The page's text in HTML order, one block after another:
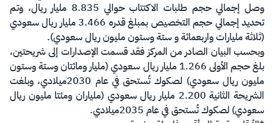
وصل إجمالي حجم طلبات الاكتتاب حوالي 8.835 مليار ريال، وتم
تحديد إجمالي حجم التخصيص بمبلغ قدره 3.466 مليار ريال سعودي
(ثلاثة مليارات واربعمائة و ستة وستون مليون ريال سعودي).
وبحسب البيان الصادر من المركز فقد قسمت الإصدارات إلى شريحتين،
بلغ حجم الأولى 1.266 مليار ريال سعودي (مليار ومائتان وستة وستون
مليون ريال سعودي) لصكوك تُستحق في عام 2030ميلادي، وبلغت
الشريحة الثانية 2.200 مليار ريال سعودي (ملياران ومئتا مليون ريال
سعودي) لصكوك تُستحق في عام 2035ميلادي.